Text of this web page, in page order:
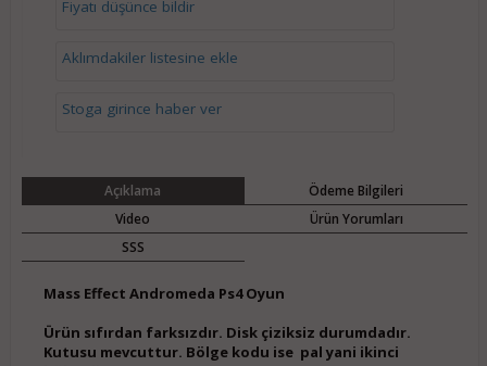
Fiyatı düşünce bildir
Aklımdakiler listesine ekle
Stoga girince haber ver
Açıklama
Ödeme Bilgileri
Video
Ürün Yorumları
SSS
Mass Effect Andromeda Ps4 Oyun
Ürün sıfırdan farksızdır. Disk çiziksiz durumdadır.
Kutusu mevcuttur. Bölge kodu ise pal yani ikinci